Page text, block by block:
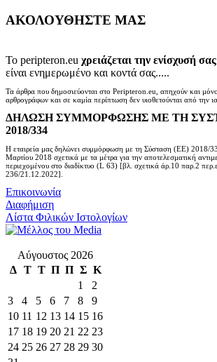
ΑΚΟΛΟΥΘΗΣΤΕ ΜΑΣ
Το peripteron.eu χρειάζεται την ενίσχυσή σας
είναι ενημερωμένο και κοντά σας.....
Τα άρθρα που δημοσιεύονται στο Peripteron.eu, απηχούν και
αρθρογράφων και σε καμία περίπτωση δεν υιοθετούνται από την
ΔΗΛΩΣΗ ΣΥΜΜΟΡΦΩΣΗΣ ΜΕ ΤΗ
2018/334
Η εταιρεία μας δηλώνει συμμόρφωση με τη Σύσταση (ΕΕ) 2018/
Μαρτίου 2018 σχετικά με τα μέτρα για την αποτελεσματική
περιεχομένου στο διαδίκτυο (L 63) [βλ. σχετικά άρ.10 παρ.2
236/21.12.2022].
Επικοινωνία
Διαφήμιση
Λίστα Φιλικών Ιστολογίων
Αύγουστος 2026
Δ Τ Τ Π Π Σ Κ
1
2
3
4 5 6 7 8
9
10 11 12 13 14 15 16
17 18 19 20 21 22 23
24 25 26 27 28 29 30